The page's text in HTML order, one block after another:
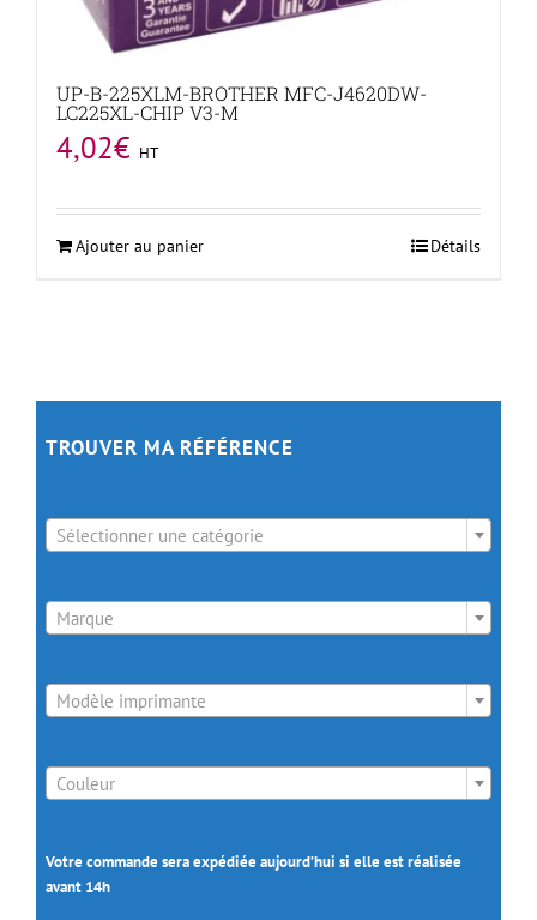
UP-B-225XLM-BROTHER MFC-J4620DW-
LC225XL-CHIP V3-M
4,02€ HT
Ajouter au panier Détails
TROUVER MA RÉFÉRENCE
Sélectionner une catégorie
Marque
Modèle imprimante
Couleur
Votre commande sera expédiée aujourd’hui si elle est réalisée
avant 14h